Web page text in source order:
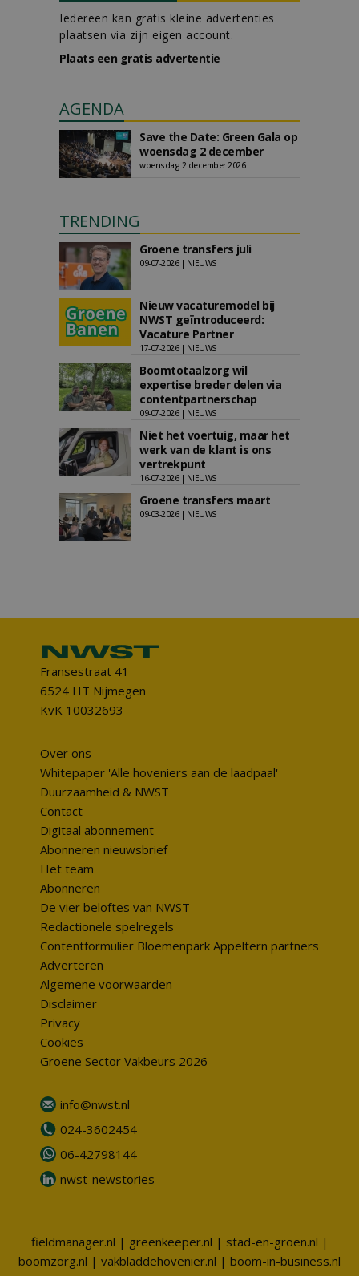
Iedereen kan gratis kleine advertenties
plaatsen via zijn eigen account.
Plaats een gratis advertentie
AGENDA
Save the Date: Green Gala op
woensdag 2 december
woensdag 2 december 2026
TRENDING
Groene transfers juli
09-07-2026 | NIEUWS
Nieuw vacaturemodel bij
NWST geïntroduceerd:
Vacature Partner
17-07-2026 | NIEUWS
Boomtotaalzorg wil
expertise breder delen via
contentpartnerschap
09-07-2026 | NIEUWS
Niet het voertuig, maar het
werk van de klant is ons
vertrekpunt
16-07-2026 | NIEUWS
Groene transfers maart
09-03-2026 | NIEUWS
Fransestraat 41
6524 HT Nijmegen
KvK 10032693
Over ons
Whitepaper 'Alle hoveniers aan de laadpaal'
Duurzaamheid & NWST
Contact
Digitaal abonnement
Abonneren nieuwsbrief
Het team
Abonneren
De vier beloftes van NWST
Redactionele spelregels
Contentformulier Bloemenpark Appeltern partners
Adverteren
Algemene voorwaarden
Disclaimer
Privacy
Cookies
Groene Sector Vakbeurs 2026
info@nwst.nl
024-3602454
06-42798144
nwst-newstories
fieldmanager.nl | greenkeeper.nl | stad-en-groen.nl |
boomzorg.nl | vakbladdehovenier.nl | boom-in-business.nl